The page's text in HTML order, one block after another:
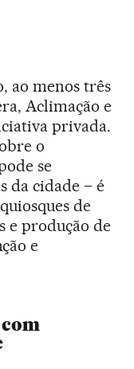
ao menos três
Aclimação e
privada.
o
se
da cidade – é
de
e produção de
e